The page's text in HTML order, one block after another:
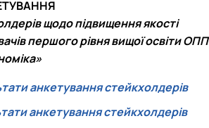
щодо підвищення якості
першого рівня вищої освіти ОПП
анкетування стейкхолдерів
анкетування стейкхолдерів